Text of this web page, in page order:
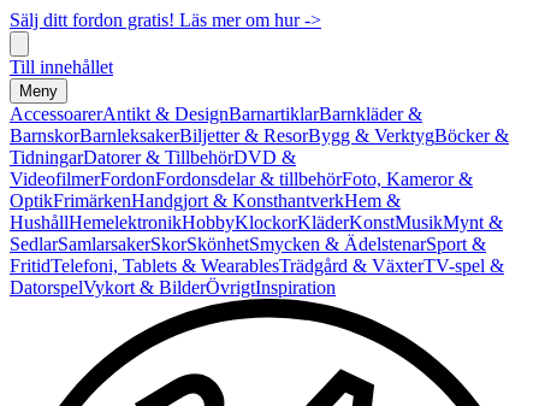
Sälj ditt fordon gratis! Läs mer om hur ->
Till innehållet
Meny
AccessoarerAntikt & DesignBarnartiklarBarnkläder &
BarnskorBarnleksakerBiljetter & ResorBygg & VerktygBöcker &
TidningarDatorer & TillbehörDVD &
VideofilmerFordonFordonsdelar & tillbehörFoto, Kameror &
OptikFrimärkenHandgjort & KonsthantverkHem &
HushållHemelektronikHobbyKlockorKläderKonstMusikMynt &
SedlarSamlarsakerSkorSkönhetSmycken & ÄdelstenarSport &
FritidTelefoni, Tablets & WearablesTrädgård & VäxterTV-spel &
DatorspelVykort & BilderÖvrigtInspiration